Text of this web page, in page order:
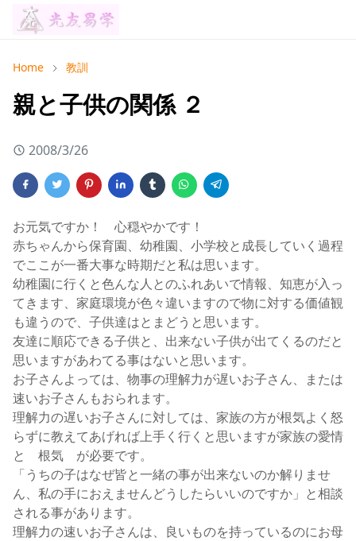
Home 教訓
親と子供の関係 ２
2008/3/26
お元気ですか！ 心穏やかです！
赤ちゃんから保育園、幼稚園、小学校と成長していく過程
でここが一番大事な時期だと私は思います。
幼稚園に行くと色んな人とのふれあいで情報、知恵が入っ
てきます、家庭環境が色々違いますので物に対する価値観
も違うので、子供達はとまどうと思います。
友達に順応できる子供と、出来ない子供が出てくるのだと
思いますがあわてる事はないと思います。
お子さんよっては、物事の理解力が遅いお子さん、または
速いお子さんもおられます。
理解力の遅いお子さんに対しては、家族の方が根気よく怒
らずに教えてあげれば上手く行くと思いますが家族の愛情
と 根気 が必要です。
「うちの子はなぜ皆と一緒の事が出来ないのか解りませ
ん、私の手におえませんどうしたらいいのですか」と相談
される事があります。
理解力の速いお子さんは、良いものを持っているのにお母